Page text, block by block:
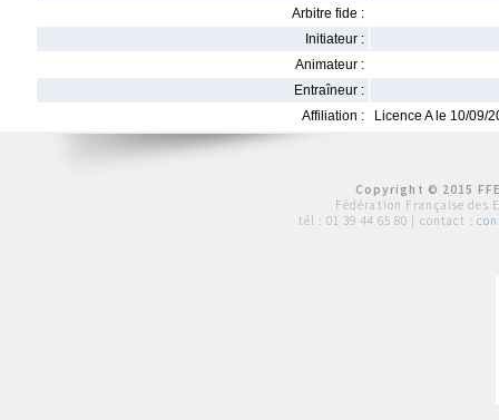
Arbitre fide :
Initiateur :
Animateur :
Entraîneur :
Affiliation :
Licence A le 10/09/
Copyright © 2015
Fédération Française des
tél : 01 39 44 65 80 | contact :